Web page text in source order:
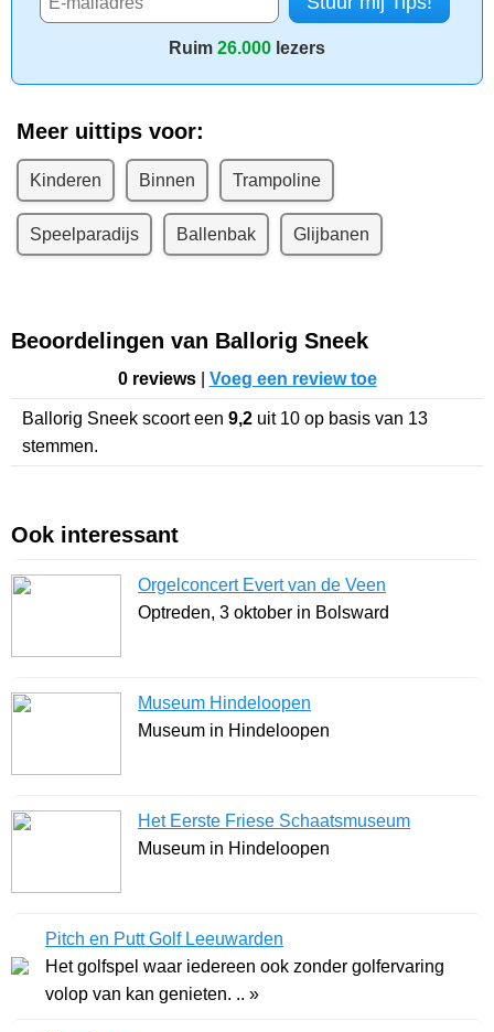
Ruim 26.000 lezers
Meer uittips voor:
Kinderen Binnen Trampoline
Speelparadijs Ballenbak Glijbanen
Beoordelingen van Ballorig Sneek
0 reviews| Voeg een review toe
Ballorig Sneek scoort een 9,2 uit 10 op basis van 13
stemmen.
Ook interessant
Orgelconcert Evert van de Veen
Optreden, 3 oktober in Bolsward
Museum Hindeloopen
Museum in Hindeloopen
Het Eerste Friese Schaatsmuseum
Museum in Hindeloopen
Pitch en Putt Golf Leeuwarden
Het golfspel waar iedereen ook zonder golfervaring
volop van kan genieten. .. »